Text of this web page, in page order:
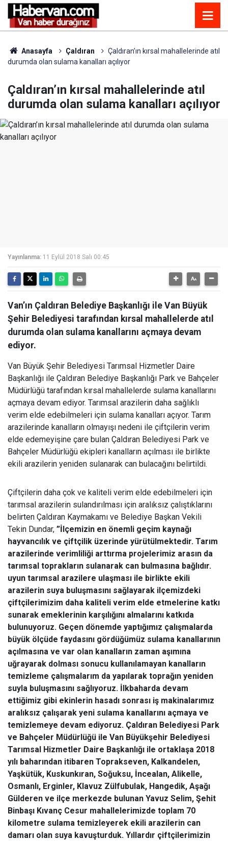
Anasayfa Çaldıran
Çaldıran’ın kırsal mahallelerinde atıl
durumda olan sulama kanalları açılıyor
Çaldıran’ın kırsal mahallelerinde atıl
durumda olan sulama kanalları açılıyor
Yayınlanma: 11 Eylül 2018 Salı 00:45
Van’ın Çaldıran Belediye Başkanlığı ile Van Büyük
Şehir Belediyesi tarafından kırsal mahallelerde atıl
durumda olan sulama kanallarını açmaya devam
ediyor.
Van Büyük Şehir Belediyesi Tarımsal Hizmetler Daire
Başkanlığı ile Çaldıran Belediye Başkanlığı Park ve Bahçeler
Müdürlüğü tarafından kırsal mahallelerde sulama kanallarını
açmaya devam ediyor. Tarımsal arazilerin daha sağlıklı
verim elde edebilmeleri için sulama kanalları açıyor. Tarım
arazilerinde kanalların olmayışı nedeni ile çiftçilerin verim
elde edemeyişine çare bulan Çaldıran Belediyesi Park ve
Bahçeler Müdürlüğü ekipleri kanalların açılması ile birlikte
ekili arazilerin yeniden sulanarak can bulacağını belirtildi.
Çiftçilerin daha çok ve kaliteli verim elde edebilmeleri için
tarımsal arazilerin sulandırılması için aralıksız çalıştıklarını
belirten Çaldıran Kaymakamı ve Belediye Başkan Vekili
Tekin Dundar, ”İlçemizin en önemli geçim kaynağı
hayvancılık ve çiftçilik üzerinde yürütülmektedir. Tarım
arazilerinde verimliliği arttırma projelerimiz arasın da
tarımsal toprakların sulanarak can bulmasına bağlıdır.
uyun tarımsal arazilere ulaşması ile birlikte ekili
arazilerin suya buluşmasını sağlayarak ilçemizdeki
çiftçilerimizim daha kaliteli verim elde etmelerine katkı
sunarak emeklerinin karşılığını almalarını katkıda
bulunuyoruz. Geçen dönemde yaptığımız çalışmalarda
büyük ölçüde faydasını gördüğümüz sulama kanallarının
açılmasına ve var olan kanalların zaman aşımına
uğrayarak dolması sonucu kullanılamayan kanalların
temizleme çalışmalarım da yapılarak toprağın yeniden
suyla buluşmasını sağlıyoruz. İlkbaharda devam
ettiğimiz gibi ekinlerin hasadı sonrası iş makinalarımız
aralıksız çalışarak yeni sulama kanallarını açmaya ve
temizlemeye devam ediyoruz. Çaldıran Belediyesi Park
ve Bahçeler Müdürlüğü ile Van Büyükşehir Belediyesi
Tarımsal Hizmetler Daire Başkanlığı ile ortaklaşa 2018
yılı baharından itibaren Toprakseven, Kalkandelen,
Yaşkütük, Kuskunkıran, Soğuksu, İncealan, Alikelle,
Osmanlı, Erginler, Klavuz Zülfubulak, Hangedik, Aşağı
Gülderen ve ilçe merkezde bulunan Yavuz Selim, Şehit
Binbaşı Kıvanç Cesur mahallelerimizde toplam 70
kilometre sulama temizleyerek ekili arazilerin can
damarı olan suya kavuşturduk. Yıllardır çiftçilerimizin